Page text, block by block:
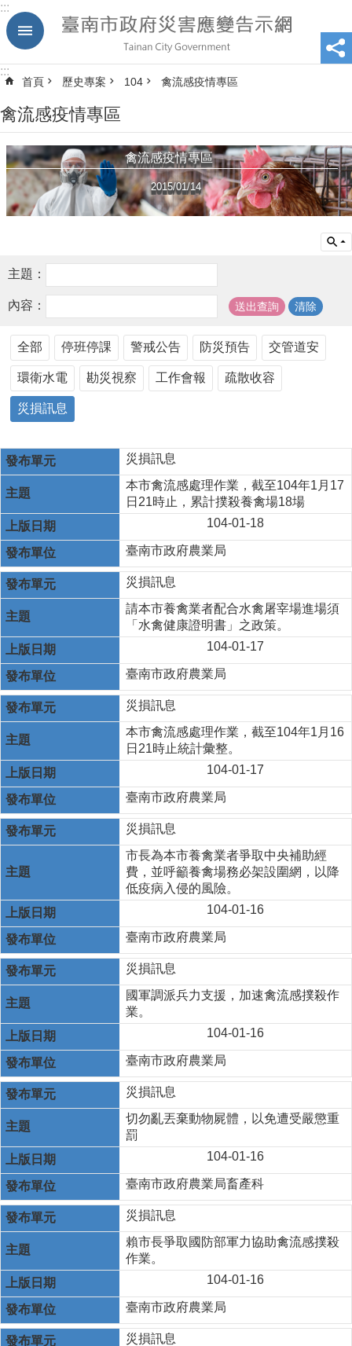
跳到主要內容區塊
:::
:::
首頁 歷史專案 104 禽流感疫情專區
禽流感疫情專區
禽流感疫情專區
2015/01/14
主題：
內容：
全部 停班停課 警戒公告 防災預告 交管道安
環衛水電 勘災視察 工作會報 疏散收容
災損訊息
災損訊息
本市禽流感處理作業，截至104年1月17
日21時止，累計撲殺養禽場18場
104-01-18
臺南市政府農業局
災損訊息
請本市養禽業者配合水禽屠宰場進場須
「水禽健康證明書」之政策。
104-01-17
臺南市政府農業局
災損訊息
本市禽流感處理作業，截至104年1月16
日21時止統計彙整。
104-01-17
臺南市政府農業局
災損訊息
市長為本市養禽業者爭取中央補助經
費，並呼籲養禽場務必架設圍網，以降
低疫病入侵的風險。
104-01-16
臺南市政府農業局
災損訊息
國軍調派兵力支援，加速禽流感撲殺作
業。
104-01-16
臺南市政府農業局
災損訊息
切勿亂丟棄動物屍體，以免遭受嚴懲重
罰
104-01-16
臺南市政府農業局畜產科
災損訊息
賴市長爭取國防部軍力協助禽流感撲殺
作業。
104-01-16
臺南市政府農業局
災損訊息